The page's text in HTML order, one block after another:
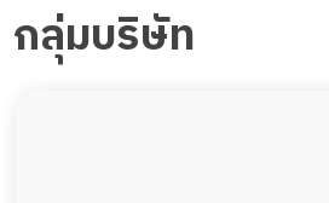
กลุ่มบริษัท